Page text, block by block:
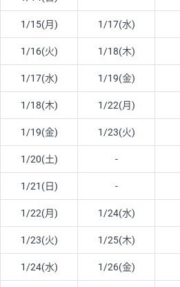
1/15(月) 1/17(水)
1/16(火) 1/18(木)
1/17(水) 1/19(金)
1/18(木) 1/22(月)
1/19(金) 1/23(火)
1/20(土) -
1/21(日) -
1/22(月) 1/24(水)
1/23(火) 1/25(木)
1/24(水) 1/26(金)